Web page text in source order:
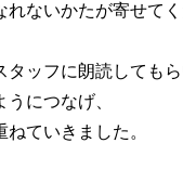
れないかたが寄せて
タッフに朗読しても
につなげ、
ていきました。